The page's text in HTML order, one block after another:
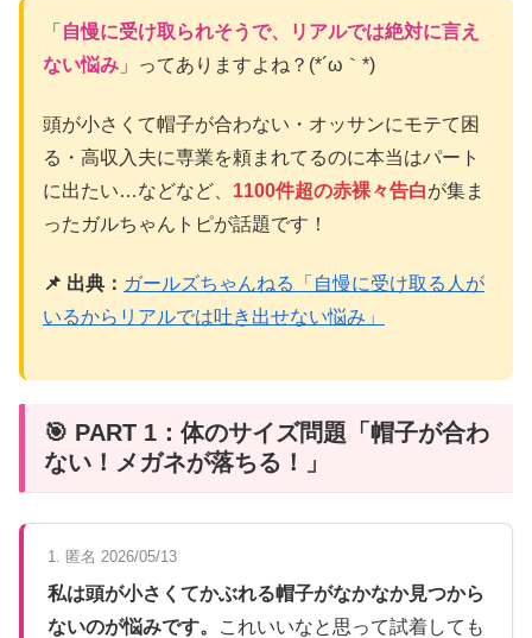
「 自慢に受け取られそうで、リアルでは絶対に言え
ない悩み 」ってありますよね？(*´ω｀*)
頭が小さくて帽子が合わない・オッサンにモテて困
る・高収入夫に専業を頼まれてるのに本当はパート
に出たい…などなど、 1100件超の赤裸々告白が集ま
ったガルちゃんトピが話題です！
📌 出典： ガールズちゃんねる「自慢に受け取る人が
いるからリアルでは吐き出せない悩み」
🎯 PART 1：体のサイズ問題「帽子が合わ
ない！メガネが落ちる！」
1. 匿名 2026/05/13
私は頭が小さくてかぶれる帽子がなかなか見つから
ないのが悩みです。
これいいなと思って試着しても